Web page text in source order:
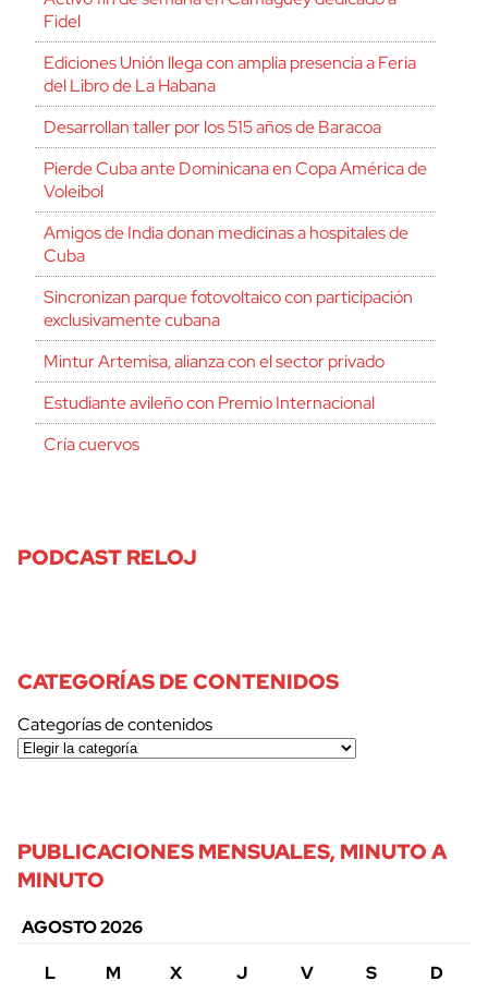
Fidel
Ediciones Unión llega con amplia presencia a Feria
del Libro de La Habana
Desarrollan taller por los 515 años de Baracoa
Pierde Cuba ante Dominicana en Copa América de
Voleibol
Amigos de India donan medicinas a hospitales de
Cuba
Sincronizan parque fotovoltaico con participación
exclusivamente cubana
Mintur Artemisa, alianza con el sector privado
Estudiante avileño con Premio Internacional
Cría cuervos
PODCAST RELOJ
CATEGORÍAS DE CONTENIDOS
Categorías de contenidos
PUBLICACIONES MENSUALES, MINUTO A
MINUTO
AGOSTO 2026
L
M X J V S D